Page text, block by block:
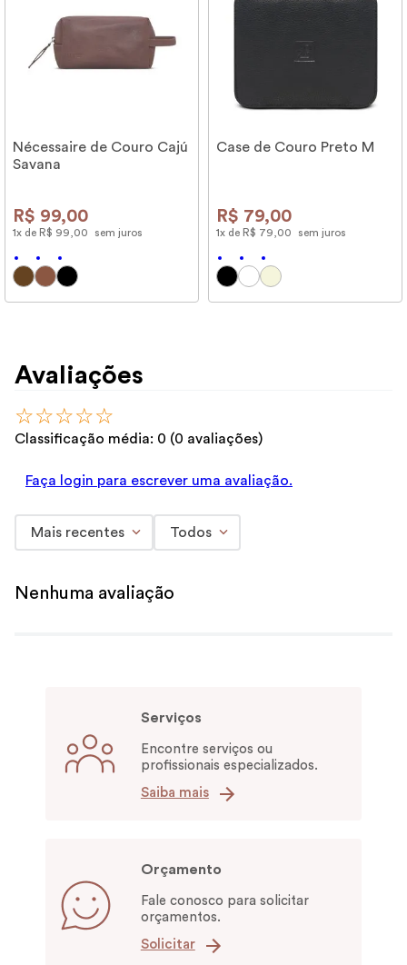
Nécessaire de Couro Cajú
Savana
R$ 99,00
1x de R$ 99 00 sem juros
Case de Couro Preto M
R$ 79,00
1x de R$ 79 00 sem juros
Avaliações
☆☆☆☆☆
Classificação média: 0 (0 avaliações)
Faça login para escrever uma avaliação.
Mais recentes Todos
Nenhuma avaliação
Serviços
Encontre serviços ou
profissionais especializados.
Saiba mais
Orçamento
Fale conosco para solicitar
orçamentos.
Solicitar